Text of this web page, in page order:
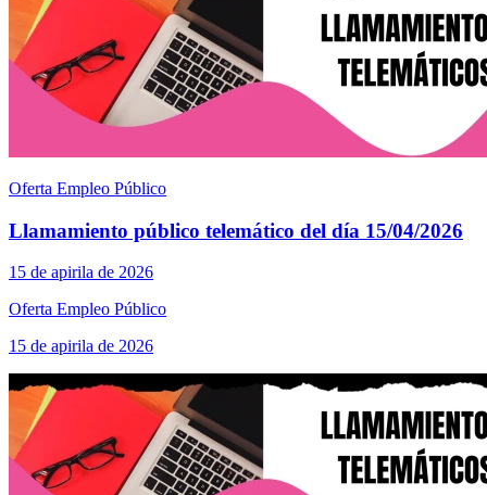
Oferta Empleo Público
Llamamiento público telemático del día 15/04/2026
15 de apirila de 2026
Oferta Empleo Público
15 de apirila de 2026